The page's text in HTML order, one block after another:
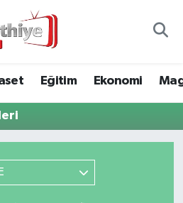
Eğitim Ekonomi
Haritası